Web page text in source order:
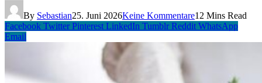
By Sebastian25. Juni 2026Keine Kommentare12 Mins Read
Facebook Twitter Pinterest LinkedIn Tumblr Reddit WhatsApp
Email